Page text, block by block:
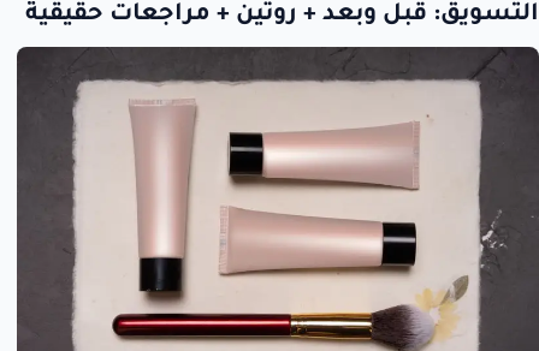
التسويق: قبل وبعد + روتين + مراجعات حقيقية